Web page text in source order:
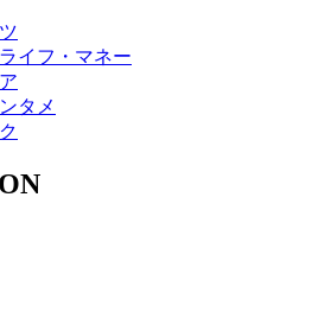
ライフ・マネー
タメ